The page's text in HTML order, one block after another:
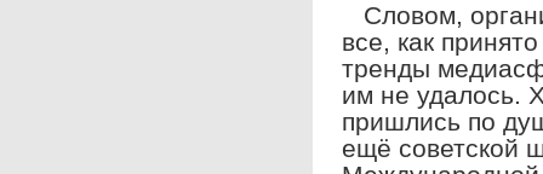
Словом,
все, как
тренды
им не удалось.
пришлись по
ещё советской